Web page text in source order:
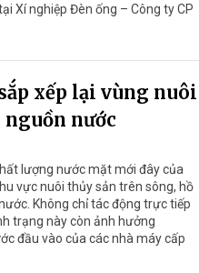
Xí nghiệp Đèn ống – Công ty CP
xếp lại vùng nuôi
nước
lượng nước mặt mới đây của
vực nuôi thủy sản trên sông, hồ
Không chỉ tác động trực tiếp
trạng này còn ảnh hưởng
đầu vào của các nhà máy cấp